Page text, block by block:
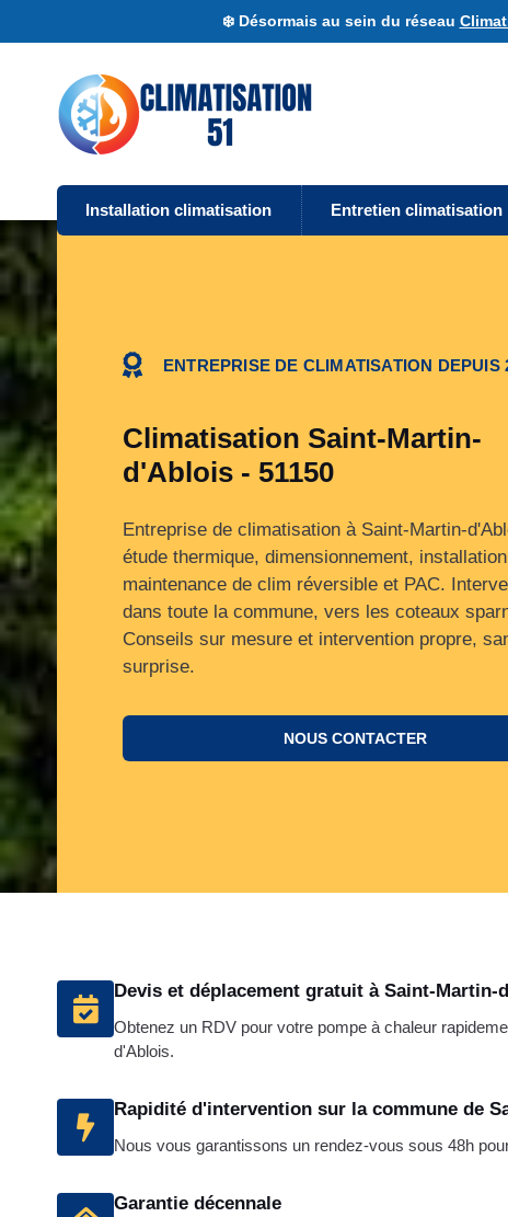
❄️ Désormais au sein du réseau
Installation climatisation Entretien climatisation
ENTREPRISE DE CLIMATISATION DEPUIS
Climatisation Saint-Martin-
d'Ablois - 51150
Entreprise de climatisation à Saint-Martin-
étude thermique, dimensionnement,
maintenance de clim réversible et PAC.
dans toute la commune, vers les coteaux
Conseils sur mesure et intervention propre,
surprise.
NOUS CONTACTER
Devis et déplacement gratuit à Saint-Martin-
Obtenez un RDV pour votre pompe à chaleur
d'Ablois.
Rapidité d'intervention sur la commune de
Nous vous garantissons un rendez-vous sous 48h
Garantie décennale